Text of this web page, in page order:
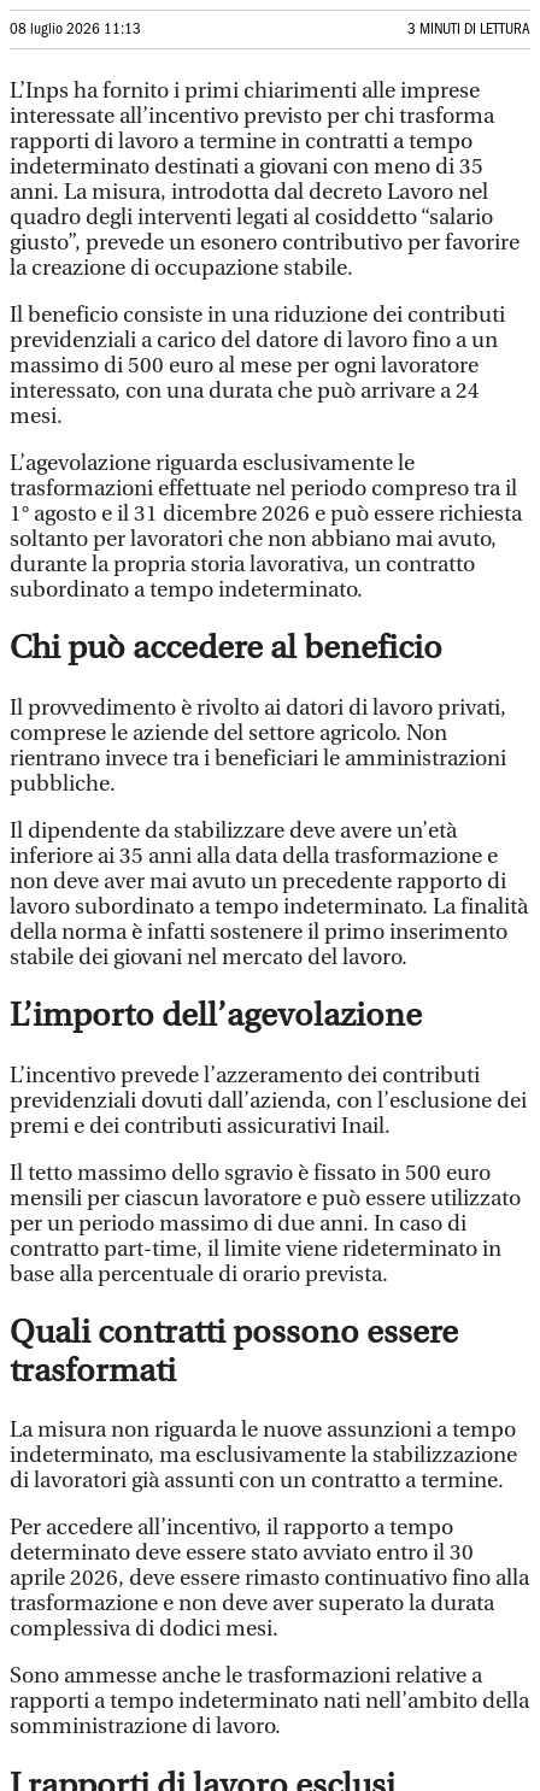
08 luglio 2026 11:13 3 MINUTI DI LETTURA
L’Inps ha fornito i primi chiarimenti alle imprese
interessate all’incentivo previsto per chi trasforma
rapporti di lavoro a termine in contratti a tempo
indeterminato destinati a giovani con meno di 35
anni. La misura, introdotta dal decreto Lavoro nel
quadro degli interventi legati al cosiddetto “salario
giusto”, prevede un esonero contributivo per favorire
la creazione di occupazione stabile.
Il beneficio consiste in una riduzione dei contributi
previdenziali a carico del datore di lavoro fino a un
massimo di 500 euro al mese per ogni lavoratore
interessato, con una durata che può arrivare a 24
mesi.
L’agevolazione riguarda esclusivamente le
trasformazioni effettuate nel periodo compreso tra il
1° agosto e il 31 dicembre 2026 e può essere richiesta
soltanto per lavoratori che non abbiano mai avuto,
durante la propria storia lavorativa, un contratto
subordinato a tempo indeterminato.
Chi può accedere al beneficio
Il provvedimento è rivolto ai datori di lavoro privati,
comprese le aziende del settore agricolo. Non
rientrano invece tra i beneficiari le amministrazioni
pubbliche.
Il dipendente da stabilizzare deve avere un’età
inferiore ai 35 anni alla data della trasformazione e
non deve aver mai avuto un precedente rapporto di
lavoro subordinato a tempo indeterminato. La finalità
della norma è infatti sostenere il primo inserimento
stabile dei giovani nel mercato del lavoro.
L’importo dell’agevolazione
L’incentivo prevede l’azzeramento dei contributi
previdenziali dovuti dall’azienda, con l’esclusione dei
premi e dei contributi assicurativi Inail.
Il tetto massimo dello sgravio è fissato in 500 euro
mensili per ciascun lavoratore e può essere utilizzato
per un periodo massimo di due anni. In caso di
contratto part-time, il limite viene rideterminato in
base alla percentuale di orario prevista.
Quali contratti possono essere
trasformati
La misura non riguarda le nuove assunzioni a tempo
indeterminato, ma esclusivamente la stabilizzazione
di lavoratori già assunti con un contratto a termine.
Per accedere all’incentivo, il rapporto a tempo
determinato deve essere stato avviato entro il 30
aprile 2026, deve essere rimasto continuativo fino alla
trasformazione e non deve aver superato la durata
complessiva di dodici mesi.
Sono ammesse anche le trasformazioni relative a
rapporti a tempo indeterminato nati nell’ambito della
somministrazione di lavoro.